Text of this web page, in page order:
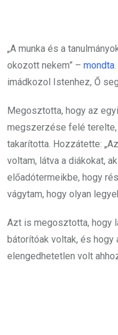
„A munka és a
okozott nekem” – mondta
imádkozol Istenhez, Ő
Megosztotta, hogy az
megszerzése felé
takarította. Hozzátette:
voltam, látva a diákokat,
előadótermeikbe, hogy
vágytam, hogy olyan
Azt is megosztotta, hogy
bátorítóak voltak, és hogy
elengedhetetlen volt